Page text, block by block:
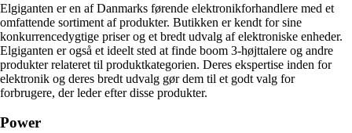
Elgiganten er en af Danmarks førende elektronikforhandlere med et
omfattende sortiment af produkter. Butikken er kendt for sine
konkurrencedygtige priser og et bredt udvalg af elektroniske enheder.
Elgiganten er også et ideelt sted at finde boom 3-højttalere og andre
produkter relateret til produktkategorien. Deres ekspertise inden for
elektronik og deres bredt udvalg gør dem til et godt valg for
forbrugere, der leder efter disse produkter.
Power